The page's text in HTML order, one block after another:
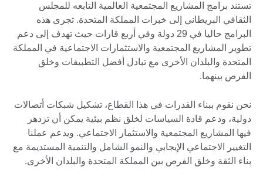
تستند برامج المشاريع المجتمعية العالمية التابعه للمجلس
الثقافي البريطاني إلى خبرات المملكة المتحدة. تجرى هذه
البرامج حاليا في 29 دولة وفي أربع قارات حيث تهدف إلى دعم
تطوير المشاريع المجتمعية والاستثمارات الاجتماعية في المملكة
المتحدة والبلدان الأخرى مع تبادل أفضل التطبيقات وخلق
الفرص بينهما.
نحن نقوم ببناء القدرات في هذا القطاع، تشكيل شبكات أتصالات
دولية، ودعم قادة السياسات لخلق نظم بيئية يمكن أن تزدهر
فيها المشاريع المجتمعية والاستثمار الاجتماعي. ويدعم عملنا
التغيير الاجتماعي الإيجابي والنمو الشامل والتنمية المستديمة مع
بناء الثقة وخلق الفرص بين المملكة المتحدة والبلدان الأخرى.